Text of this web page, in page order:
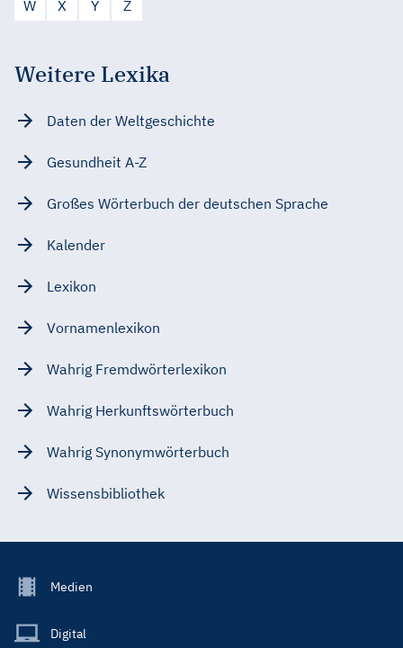
W
X Y Z
Weitere Lexika
Daten der Weltgeschichte
Gesundheit A-Z
Großes Wörterbuch der deutschen Sprache
Kalender
Lexikon
Vornamenlexikon
Wahrig Fremdwörterlexikon
Wahrig Herkunftswörterbuch
Wahrig Synonymwörterbuch
Wissensbibliothek
Footer
Main
Medien
Digital